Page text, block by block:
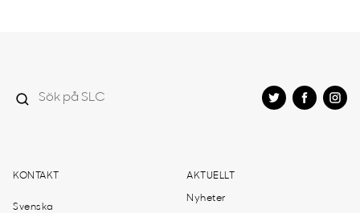
KONTAKT
Svenska
AKTUELLT
Nyheter